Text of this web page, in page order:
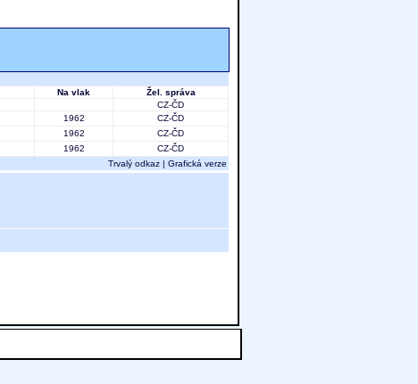
Na vlak
Žel. správa
CZ-ČD
1962
CZ-ČD
1962
CZ-ČD
1962
CZ-ČD
Trvalý odkaz | Grafická verze